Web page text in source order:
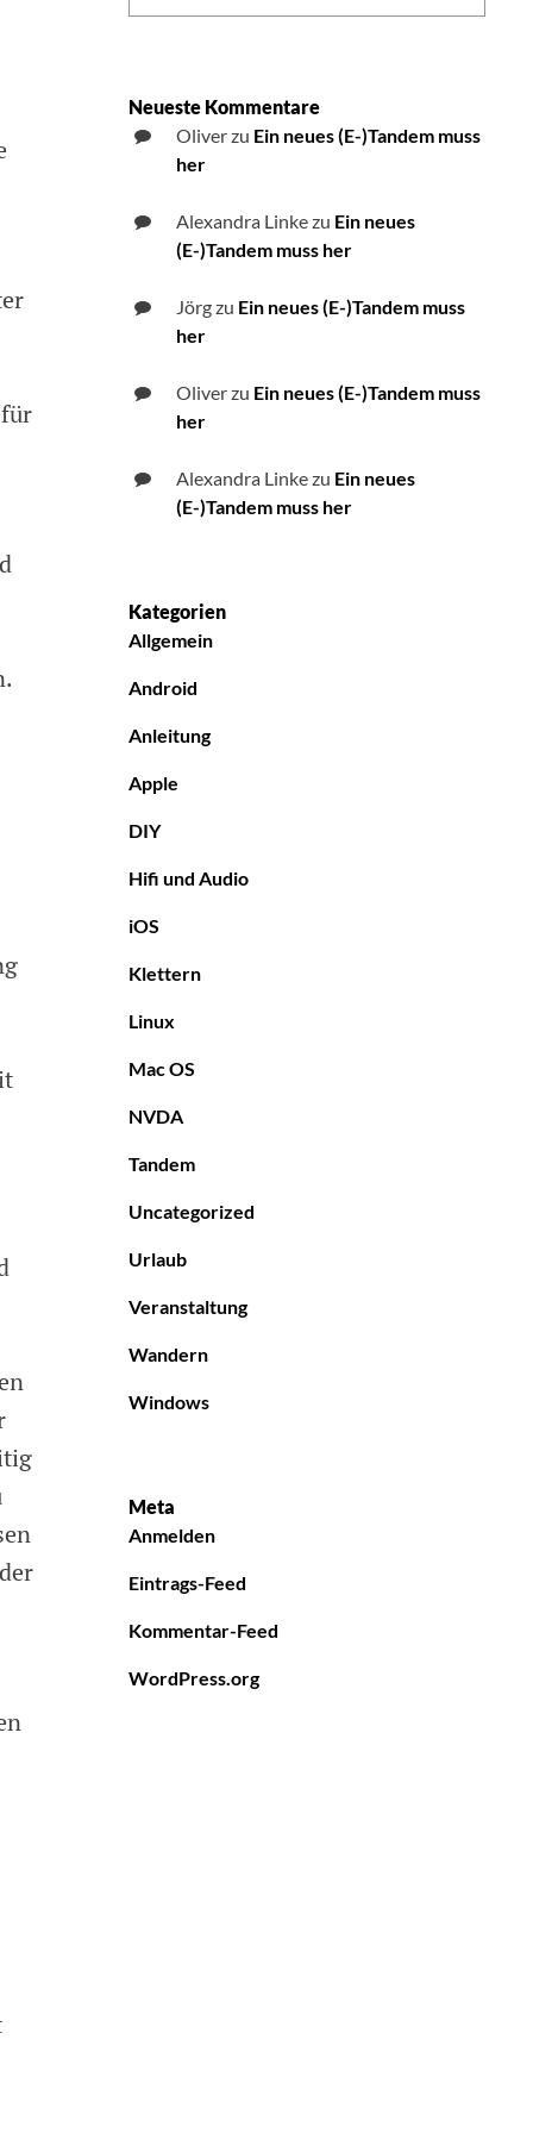
Neueste Kommentare
Oliverzu Ein neues (E-)Tandem muss
her
Alexandra Linkezu Ein neues
(E-)Tandem muss her
Jörgzu Ein neues (E-)Tandem muss
her
Oliverzu Ein neues (E-)Tandem muss
her
Alexandra Linkezu Ein neues
(E-)Tandem muss her
Kategorien
Allgemein
Android
Anleitung
Apple
DIY
Hifi und Audio
iOS
Klettern
Linux
Mac OS
NVDA
Tandem
Uncategorized
Urlaub
Veranstaltung
Wandern
Windows
Meta
Anmelden
Eintrags-Feed
Kommentar-Feed
WordPress.org